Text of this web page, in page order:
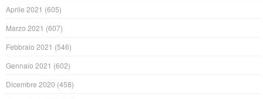
Aprile 2021 (605)
Marzo 2021 (607)
Febbraio 2021 (546)
Gennaio 2021 (602)
Dicembre 2020 (458)